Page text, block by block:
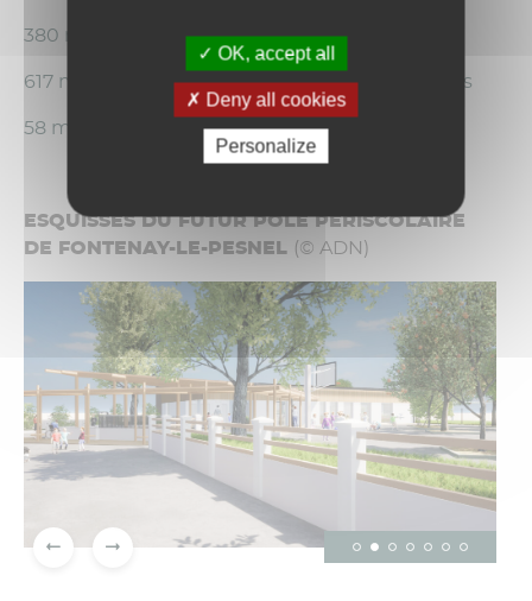
380 m² → pôle périscolaire
617 m² → cour de récréation, préau et coursives
58 m² → sanitaires
ESQUISSES DU FUTUR PÔLE PÉRISCOLAIRE
DE FONTENAY-LE-PESNEL (© ADN)
OK, accept all
Deny all cookies
Personalize